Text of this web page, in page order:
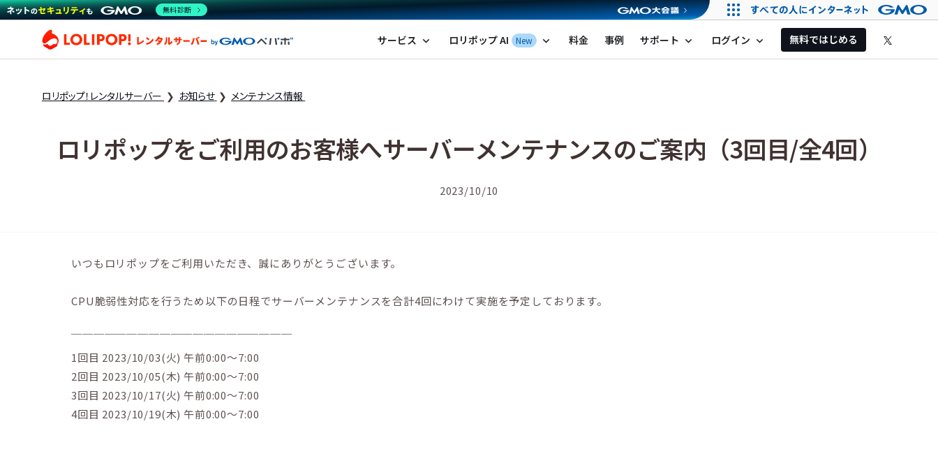
ロリポップ！レンタルサーバー by GMOペパボ
サービス expand_more ロリポップ AI New expand_more 料金 事例 サポート expand_more ログイン expand_more 無料ではじめる
ロリポップ！レンタルサーバー お知らせ メンテナンス情報
ロリポップをご利用のお客様へサーバーメンテナンスのご案内（3回目/全4回）
2023/10/10
いつもロリポップをご利用いただき、誠にありがとうございます。
CPU脆弱性対応を行うため以下の日程でサーバーメンテナンスを合計4回にわけて実施を予定しております。
￣￣￣￣￣￣￣￣￣￣￣￣￣￣￣￣￣￣￣￣
1回目 2023/10/03(火) 午前0:00～7:00
2回目 2023/10/05(木) 午前0:00～7:00
3回目 2023/10/17(火) 午前0:00～7:00
4回目 2023/10/19(木) 午前0:00～7:00
無料診断